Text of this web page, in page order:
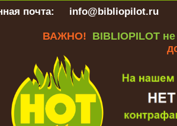
почта: info@bibliopilot.ru
ВАЖНО! BIBLIOPILOT